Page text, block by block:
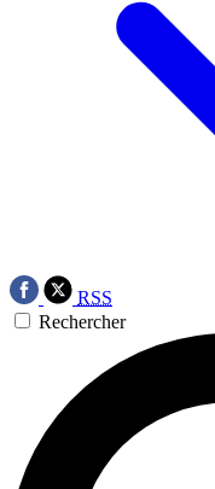
RSS
Rechercher